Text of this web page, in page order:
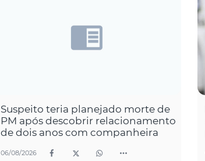
Suspeito teria planejado morte de
PM após descobrir relacionamento
de dois anos com companheira
06/08/2026